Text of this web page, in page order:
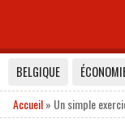
BELGIQUE
Accueil» Un simple